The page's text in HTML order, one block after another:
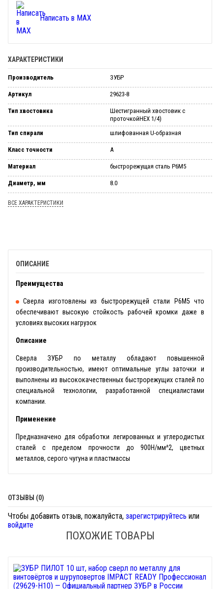
Написать в MAX
ХАРАКТЕРИСТИКИ
Производитель ЗУБР
Артикул 29623-8
Тип хвостовика
Шестигранный хвостовик с
проточкойНЕХ 1/4)
Тип спирали
шлифованная U-образная
Класс точности А
Материал быстрорежущая сталь Р6М5
Диаметр, мм 8.0
ВСЕ ХАРАКТЕРИСТИКИ
ОПИСАНИЕ
Преимущества
Сверла изготовлены из быстрорежущей стали Р6М5 что
обеспечивают высокую стойкость рабочей кромки даже в
условиях высоких нагрузок
Описание
Сверла ЗУБР по металлу обладают повышенной
производительностью, имеют оптимальные углы заточки и
выполнены из высококачественных быстрорежущих сталей по
специальной технологии, разработанной специалистами
компании.
Применение
Предназначено для обработки легированных и углеродистых
сталей с пределом прочности до 900Н/мм^2, цветных
металлов, серого чугуна и пластмассы
ОТЗЫВЫ (0)
Чтобы добавить отзыв, пожалуйста, зарегистрируйтесь или
войдите
ПОХОЖИЕ ТОВАРЫ